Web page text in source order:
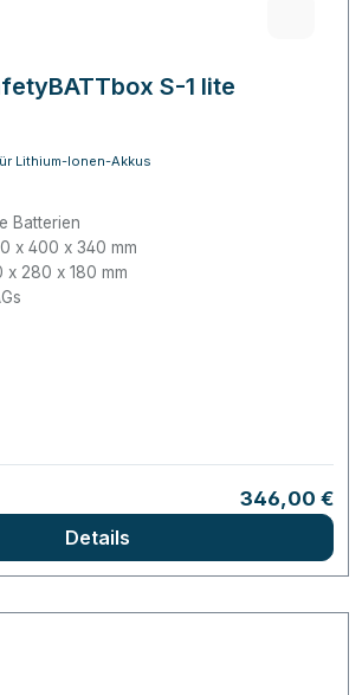
S-1 lite
Lithium-Ionen-Akkus
Batterien
x 400 x 340 mm
x 280 x 180 mm
Regulärer
346,00 €
Details